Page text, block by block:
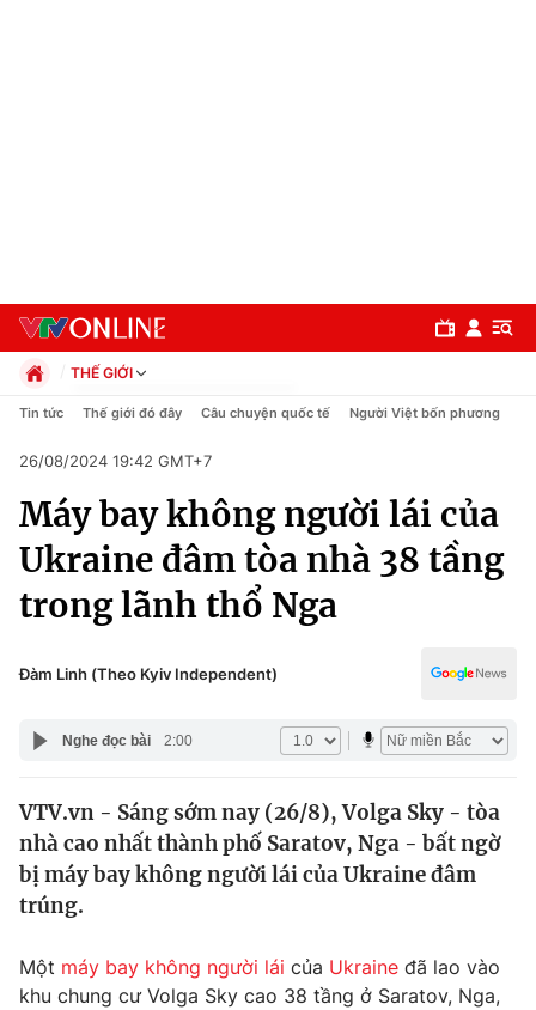
Chuyên mục
Chính trị
Xã hội
Pháp luật
Y tế
Thế giới
Tin tức
Thế giới đó đây
Câu chuyện quốc tế
Kinh tế
Thị trường
Dữ liệu và đời sống
THẾ GIỚI
Chính trị
Pháp luật
Kinh tế
Thể thao
Truyền hình
Văn hóa - Giải trí
Y tế
Công nghệ
Tin tức Thế giới đó đây Câu chuyện quốc tế Người Việt bốn phương
26/08/2024 19:42 GMT+7
Máy bay không người lái của
Ukraine đâm tòa nhà 38 tầng
trong lãnh thổ Nga
Đàm Linh (Theo Kyiv Independent)
Nghe đọc bài 2:00
VTV.vn - Sáng sớm nay (26/8), Volga Sky - tòa
nhà cao nhất thành phố Saratov, Nga - bất ngờ
bị máy bay không người lái của Ukraine đâm
trúng.
Một máy bay không người lái của Ukraine đã lao vào
khu chung cư Volga Sky cao 38 tầng ở Saratov, Nga,